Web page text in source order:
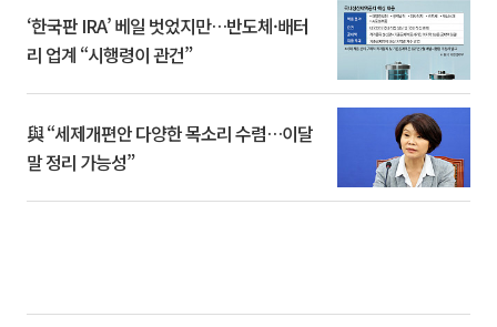
‘한국판 IRA’ 베일 벗었지만…반도체·배터
리 업계 “시행령이 관건”
與 “세제개편안 다양한 목소리 수렴…이달
말 정리 가능성”